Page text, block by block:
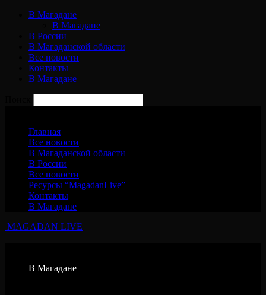
В Магадане
В Магадане
В России
В Магаданской области
Все новости
Контакты
В Магадане
Главная
Все новости
В Магаданской области
В России
Все новости
Ресурсы “MagadanLive”
Контакты
В Магадане
MAGADAN LIVE
В Магадане